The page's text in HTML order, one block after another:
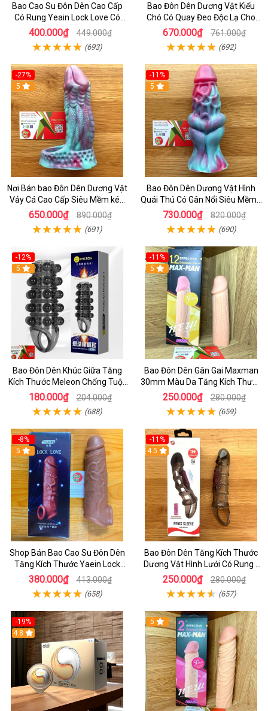
Bao Cao Su Đôn Dên Cao Cấp
Có Rung Yeain Lock Love Có
Quay Đeo - Cách Tăng Kích
thước Dương Vật - bcs
400.000₫ 449.000₫
(693)
Bao Đôn Dên Dương Vật Kiểu
Chó Có Quay Đeo Độc Lạ Cho
Chị Em - Bao Cao Su Cao Cấp _
BCS
670.000₫ 761.000₫
(692)
-27%
5
Nơi Bán bao Đôn Dên Dương Vật
Vảy Cá Cao Cấp Siêu Mềm kéo
Dài Thời Gian QUan Hệ cho Nam
650.000₫ 890.000₫
(691)
-11%
5
Bao Đôn Dên Dương Vật Hình
Quái Thú Có Gân Nổi Siêu Mềm -
BCS Đôn Dên Cao Cấp
730.000₫ 820.000₫
(690)
-12%
5
Bao Đôn Dên Khúc Giữa Tăng
Kích Thước Meleon Chống Tuột
Cho Nam
180.000₫ 204.000₫
(688)
-11%
5
Bao Đôn Dên Gân Gai Maxman
30mm Màu Da Tăng Kích Thước
Cho Nam
250.000₫ 280.000₫
(659)
-8%
5
Shop Bán Bao Cao Su Đôn Dên
Tăng Kích Thước Yaein Lock
Love Có Quay Đeo Chính Hãng
Cao Cấp - bcs
380.000₫ 413.000₫
(658)
-11%
4.5
Bao Đôn Dên Tăng Kích Thước
Dương Vật Hình Lưới Có Rung -
Bao Đôn Hcm
250.000₫ 280.000₫
(657)
-19%
4.8
5